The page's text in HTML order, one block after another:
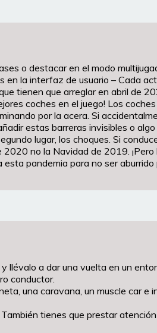
o destacar en el modo
la interfaz de usuario – Cada
tienen que arreglar en abril de
coches en el juego! Los
por la acera. Si
estas barreras invisibles o
lugar, los choques. Si
no la Navidad de 2019.
pandemia para no ser
a dar una vuelta en un
conductor.
una caravana, un muscle car
tienes que prestar